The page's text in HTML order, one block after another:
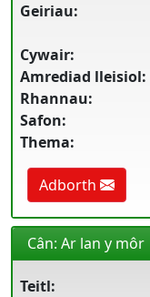
Geiriau:
Cywair:
Amrediad lleisiol:
Rhannau:
Safon:
Thema:
Adborth
Cân: Ar lan y môr
Teitl: